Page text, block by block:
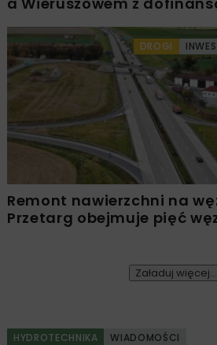
DROGI
Remont nawierzchni na
Przetarg obejmuje pięć
Załaduj więcej...
HYDROTECHNIKA WIADOMOŚCI